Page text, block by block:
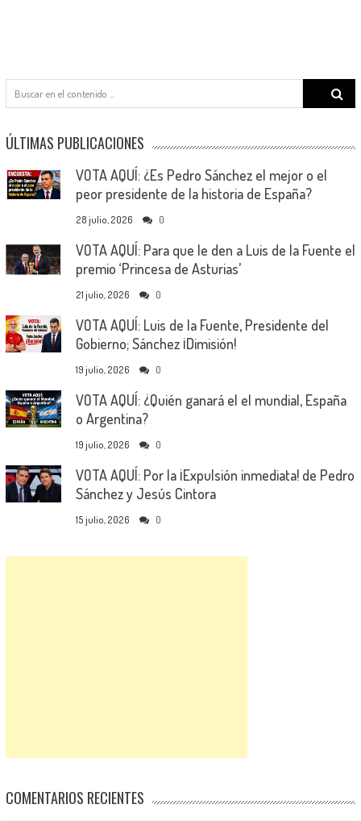
Search
for:
ÚLTIMAS PUBLICACIONES
VOTA AQUÍ: ¿Es Pedro Sánchez el mejor o el
peor presidente de la historia de España?
28 julio, 2026 0
VOTA AQUÍ: Para que le den a Luis de la Fuente el
premio ‘Princesa de Asturias’
21 julio, 2026 0
VOTA AQUÍ: Luis de la Fuente, Presidente del
Gobierno; Sánchez ¡Dimisión!
19 julio, 2026 0
VOTA AQUÍ: ¿Quién ganará el el mundial, España
o Argentina?
19 julio, 2026 0
VOTA AQUÍ: Por la ¡Expulsión inmediata! de Pedro
Sánchez y Jesús Cintora
15 julio, 2026 0
COMENTARIOS RECIENTES